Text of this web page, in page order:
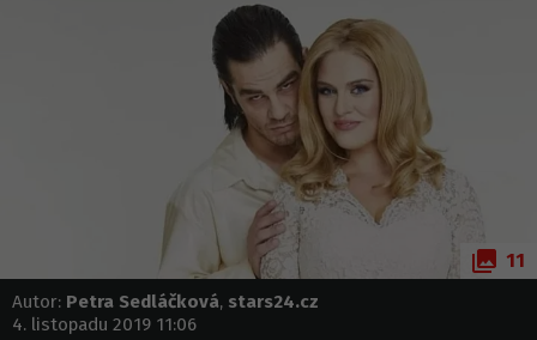
11
Autor: Petra Sedláčková, stars24.cz
4. listopadu 2019 11:06